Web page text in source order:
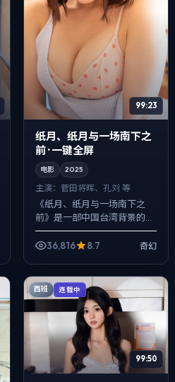
99:23
纸月、纸月与一场南下之
前 · 一键全屏
电影 2025
主演： 菅田将晖、孔刘 等
《纸月、纸月与一场南下之
前》是一部中国台湾背景的奇
幻作品，2025年公映，由乌
尔善执导，菅田将晖、孔刘、
36,816 8.7 奇幻
西班 连载中
99:50